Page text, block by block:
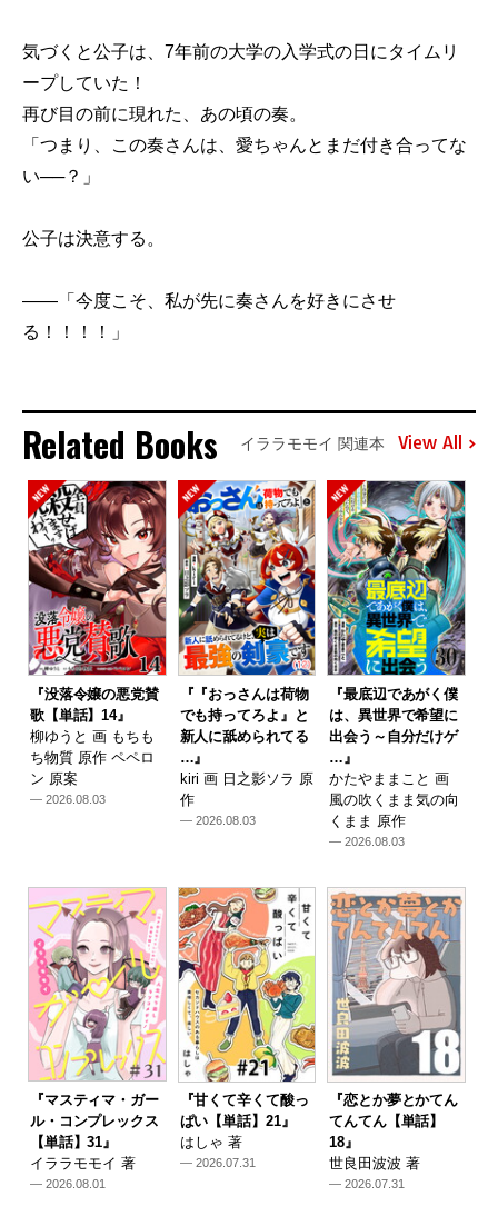
気づくと公子は、7年前の大学の入学式の日にタイムリ
ープしていた！
再び目の前に現れた、あの頃の奏。
「つまり、この奏さんは、愛ちゃんとまだ付き合ってな
い──？」
公子は決意する。
――「今度こそ、私が先に奏さんを好きにさせ
る！！！！」
Related Books イララモモイ 関連本 View All
『没落令嬢の悪党賛
歌【単話】14』
柳ゆうと 画 もちも
ち物質 原作 ペペロ
ン 原案
— 2026.08.03
『『おっさんは荷物
でも持ってろよ』と
新人に舐められてる
…』
kiri 画 日之影ソラ 原
作
— 2026.08.03
『最底辺であがく僕
は、異世界で希望に
出会う～自分だけゲ
…』
かたやままこと 画
風の吹くまま気の向
くまま 原作
— 2026.08.03
『マスティマ・ガー
ル・コンプレックス
【単話】31』
イララモモイ 著
— 2026.08.01
『甘くて辛くて酸っ
ぱい【単話】21』
はしゃ 著
— 2026.07.31
『恋とか夢とかてん
てんてん【単話】
18』
世良田波波 著
— 2026.07.31